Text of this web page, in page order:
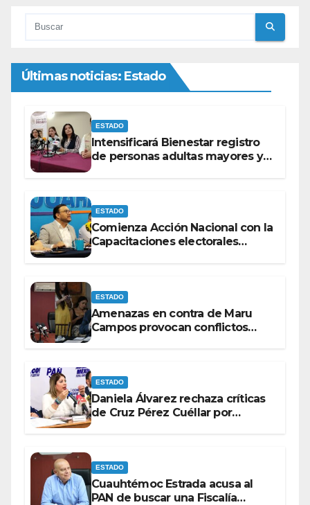
Últimas noticias: Estado
ESTADO
Intensificará Bienestar registro
de personas adultas mayores y
ESTADO
Comienza Acción Nacional con la
Capacitaciones electorales
ESTADO
Amenazas en contra de Maru
Campos provocan conflictos
ESTADO
Daniela Álvarez rechaza críticas
de Cruz Pérez Cuéllar por
ESTADO
Cuauhtémoc Estrada acusa al
PAN de buscar una Fiscalía